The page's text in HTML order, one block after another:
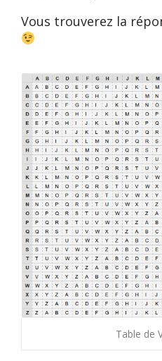
Vous trouverez la
Table de